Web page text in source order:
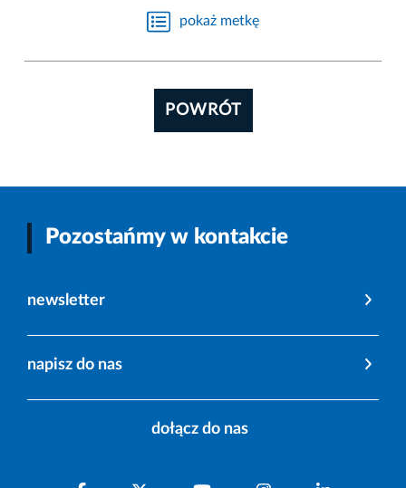
pokaż metkę
POWRÓT
Pozostańmy w kontakcie
newsletter
napisz do nas
dołącz do nas